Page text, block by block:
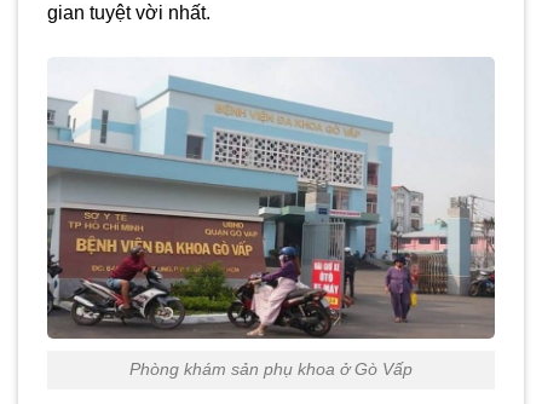
gian tuyệt vời nhất.
Phòng khám sản phụ khoa ở Gò Vấp